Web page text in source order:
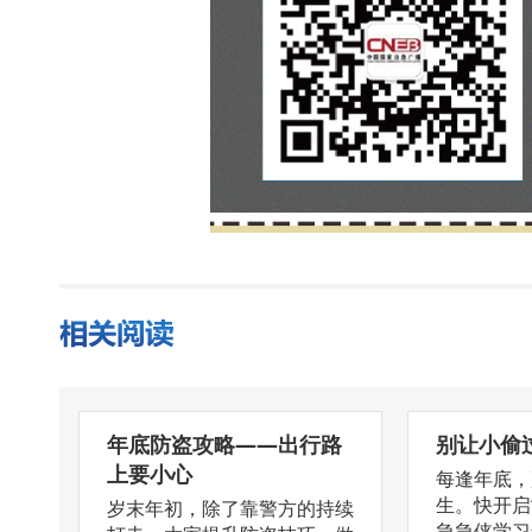
年底防盗攻略——出行路
上要小心
岁末年初，除了靠警方的持续
别让小偷
每逢年底
生。快开